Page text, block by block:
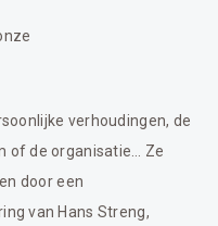
verhoudingen, de
of de organisatie… Ze
door een
van Hans Streng,